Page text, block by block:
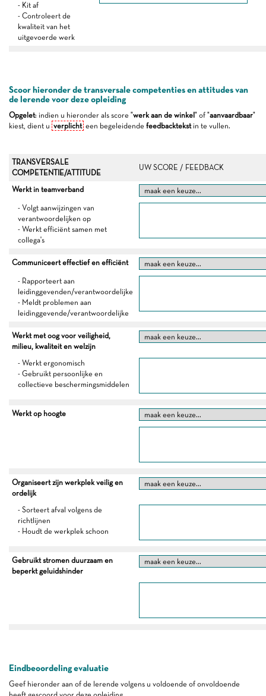
- Kit af
- Controleert de
kwaliteit van het
uitgevoerde werk
Scoor hieronder de transversale competenties en attitudes van
de lerende voor deze opleiding
Opgelet: indien u hieronder als score "werk aan de winkel " of "aanvaardbaar"
kiest, dient u verplicht een begeleidende feedbacktekstin te vullen.
TRANSVERSALE
COMPETENTIE/ATTITUDE
UW SCORE / FEEDBACK
Werkt in teamverband
- Volgt aanwijzingen van
verantwoordelijken op
- Werkt efficiënt samen met
collega's
Communiceert effectief en efficiënt
- Rapporteert aan
leidinggevenden/verantwoordelijke
- Meldt problemen aan
leidinggevende/verantwoordelijke
Werkt met oog voor veiligheid,
milieu, kwaliteit en welzijn
- Werkt ergonomisch
- Gebruikt persoonlijke en
collectieve beschermingsmiddelen
Werkt op hoogte
Organiseert zijn werkplek veilig en
ordelijk
- Sorteert afval volgens de
richtlijnen
- Houdt de werkplek schoon
Gebruikt stromen duurzaam en
beperkt geluidshinder
Eindbeoordeling evaluatie
Geef hieronder aan of de lerende volgens u voldoende of onvoldoende